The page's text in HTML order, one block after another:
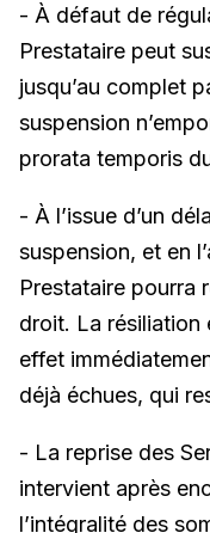
- À défaut de
Prestataire peut
jusqu’au complet
suspension
prorata temporis
- À l’issue d’un
suspension, et en
Prestataire pourra
droit. La résiliation
effet
déjà échues, qui
- La reprise des
intervient après
l’intégralité des